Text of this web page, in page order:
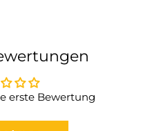
erste Bewertung